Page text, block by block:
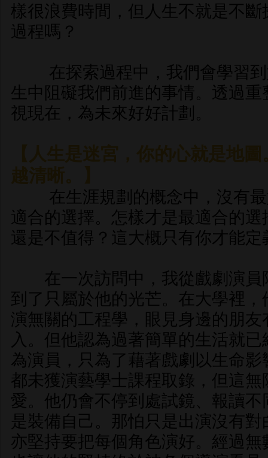
樣很浪費時間，但人生不就是不
過程嗎？
在探索過程中，我們會學習到
生中阻礙我們前進的事情。透過
視現在，為未來好好計劃。
在生涯規劃的概念中，沒有最
適合的選擇。怎樣才是最適合的
還是不值得？這大概只有你才能定
在一次訪問中，我從戲劇演員
到了只屬於他的光芒。在大學裡
演無關的工程學，眼見身邊的朋
入。但他認為過著簡單的生活就
為演員，只為了藉著戲劇以生命
都未獲演藝學士課程取錄，但這
愛。他仍會不停到處試鏡、報讀
是裝備自己。那怕只是出演沒有
亦堅持要把每個角色演好。經過